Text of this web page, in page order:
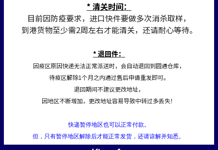
* 清关时间：
目前因防疫要求，进口快件要做多次消杀取样，
到港货物至少需2周左右才能清关，还请耐心等待。
* 退回件：
因疫区原因快递无法正常派送时，会自动退回到圆通仓库，
待疫区解除1个月之内通过售后申请重发即可。
退回期间不建议更改地址，
因地区不断增加，更改地址容易导致中转过多丢失！
快递暂停地区也可以正常付款。
但，只有暂停地区解除后才能正常发货，还请谅解并知悉。